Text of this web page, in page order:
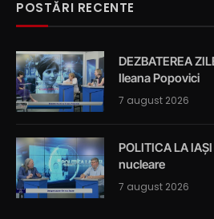
POSTĂRI RECENTE
DEZBATEREA
Ileana Popovici
7 august 2026
POLITICA LA
nucleare
7 august 2026